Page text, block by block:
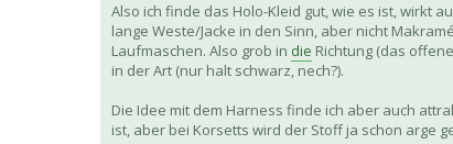
Also ich finde das Holo-Kleid gut, wie es ist, wirkt
lange Weste/Jacke in den Sinn, aber nicht
Laufmaschen. Also grob in die Richtung (das
in der Art (nur halt schwarz, nech?).
Die Idee mit dem Harness finde ich aber auch
ist, aber bei Korsetts wird der Stoff ja schon arge